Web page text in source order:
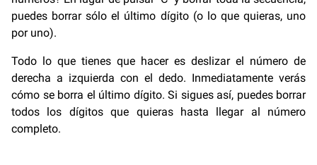
puedes borrar sólo el último dígito (o lo que quieras, uno
por uno).
Todo lo que tienes que hacer es deslizar el número de
derecha a izquierda con el dedo. Inmediatamente verás
cómo se borra el último dígito. Si sigues así, puedes borrar
todos los dígitos que quieras hasta llegar al número
completo.